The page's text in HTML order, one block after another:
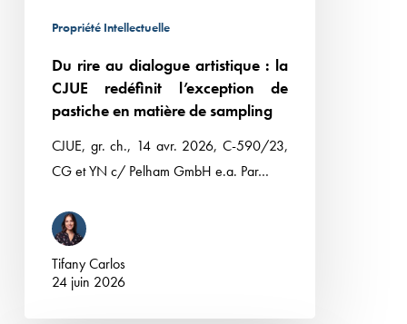
pastiche
matière
sampling
Propriété Intellectuelle
Du rire au dialogue artistique : la
CJUE redéfinit l’exception de
pastiche en matière de sampling
CJUE, gr. ch., 14 avr. 2026, C-590/23,
CG et YN c/ Pelham GmbH e.a. Par…
Tifany Carlos
24 juin 2026